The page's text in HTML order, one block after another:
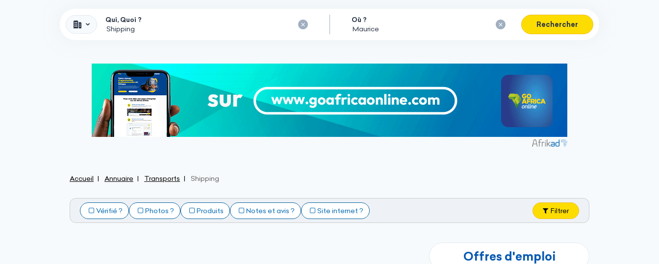
Qui, Quoi ? Où ?
Rechercher
Accueil Annuaire Transports Shipping
Vérifié ? Photos ? Produits Notes et avis ? Site internet ? Filtrer
Offres d'emploi